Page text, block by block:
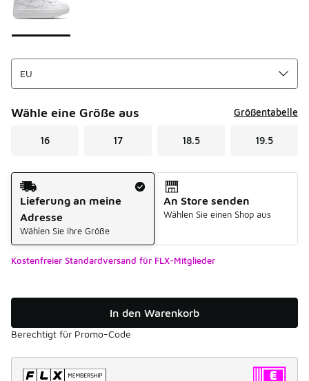
Wähle eine Größe aus Größentabelle
16 17 18.5 19.5
Versandart
Lieferung an meine
Adresse
Wählen Sie Ihre Größe
An Store senden
Wählen Sie einen Shop aus
Kostenfreier Standardversand für FLX-Mitglieder
In den Warenkorb
Berechtigt für Promo-Code